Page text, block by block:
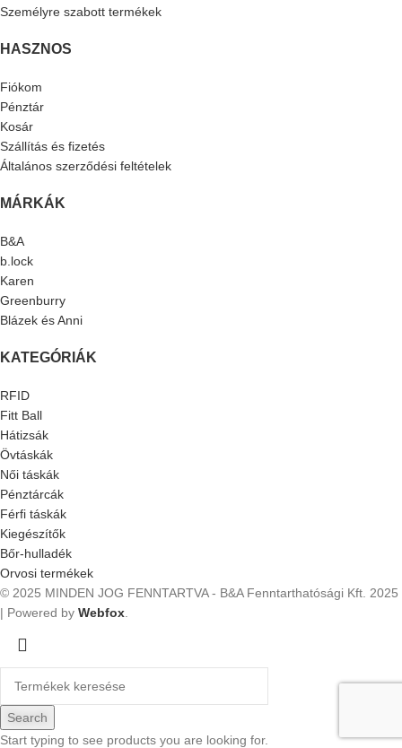
Személyre szabott termékek
HASZNOS
Fiókom
Pénztár
Kosár
Szállítás és fizetés
Általános szerződési feltételek
MÁRKÁK
B&A
b.lock
Karen
Greenburry
Blázek és Anni
KATEGÓRIÁK
RFID
Fitt Ball
Hátizsák
Övtáskák
Női táskák
Pénztárcák
Férfi táskák
Kiegészítők
Bőr-hulladék
Orvosi termékek
© 2025 MINDEN JOG FENNTARTVA - B&A Fenntarthatósági Kft. 2025
| Powered by Webfox
Search
Start typing to see products you are looking for.